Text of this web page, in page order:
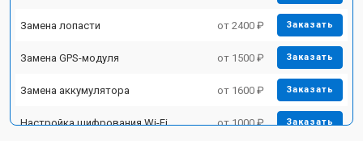
Замена лопасти от 2400 ₽ Заказать
Замена GPS-модуля от 1500 ₽ Заказать
Замена аккумулятора от 1600 ₽ Заказать
Настройка шифрования Wi-Fi от 1000 ₽ Заказать